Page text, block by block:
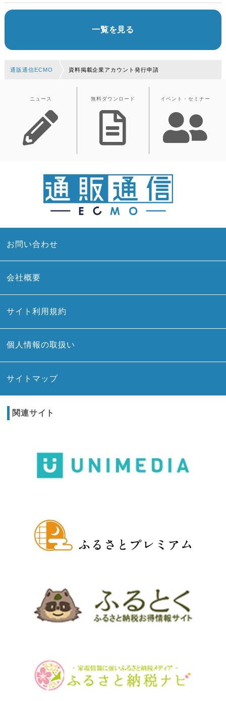
一覧を見る
通販通信ECMO 資料掲載企業アカウント発行申請
ニュース 無料ダウンロード イベント・セミナー
お問い合わせ
会社概要
サイト利用規約
個人情報の取扱い
サイトマップ
関連サイト